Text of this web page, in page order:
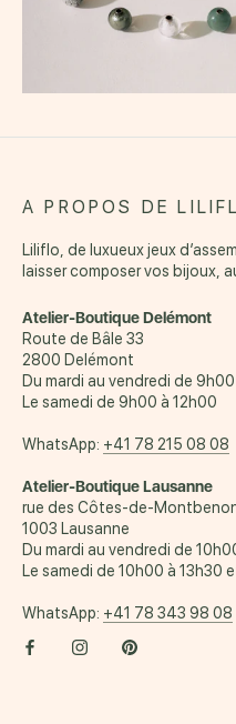
A PROPOS DE
Liliflo, de luxueux jeux
laisser composer vos bijoux,
Atelier-Boutique Delémont
Route de Bâle 33
2800 Delémont
Du mardi au vendredi de
Le samedi de 9h00 à 12h00
WhatsApp: +41 78 215 08 08
Atelier-Boutique Lausanne
rue des Côtes-de-
1003 Lausanne
Du mardi au vendredi de
Le samedi de 10h00 à 13h30
WhatsApp: +41 78 343 98 08